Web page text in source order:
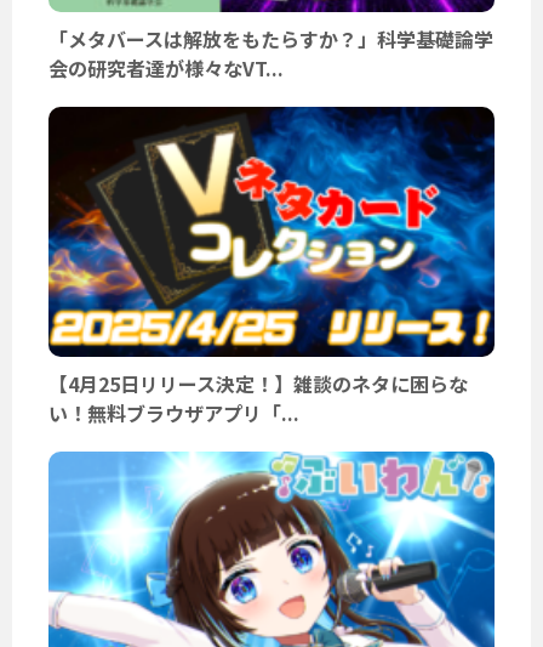
「メタバースは解放をもたらすか？」科学基礎論学
会の研究者達が様々なVT...
【4月25日リリース決定！】雑談のネタに困らな
い！無料ブラウザアプリ「...